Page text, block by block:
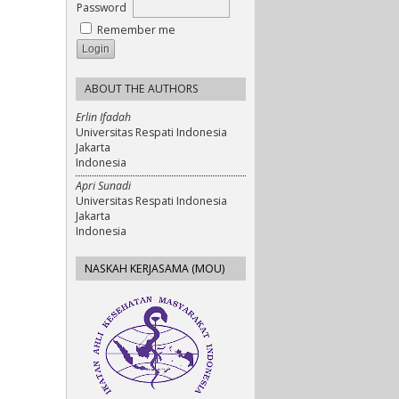
Password
Remember me
ABOUT THE AUTHORS
Erlin Ifadah
Universitas Respati Indonesia
Jakarta
Indonesia
Apri Sunadi
Universitas Respati Indonesia
Jakarta
Indonesia
NASKAH KERJASAMA (MOU)